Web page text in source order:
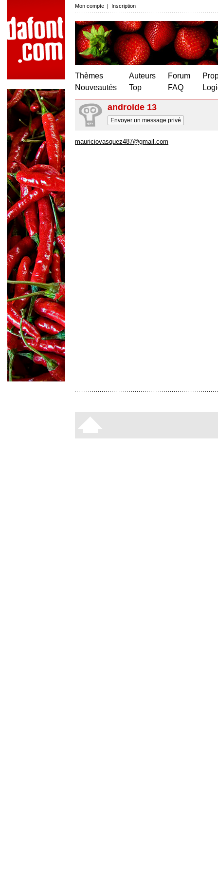
Mon compte | Inscription
Thèmes
Nouveautés
Auteurs
Top
Forum
FAQ
androide 13
Envoyer un message privé
mauriciovasquez487@gmail.com